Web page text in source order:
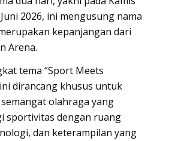
2026, ini mengusung nama
merupakan kepanjangan dari
Arena.
tema “Sport Meets
dirancang khusus untuk
olahraga yang
sportivitas dengan ruang
dan keterampilan yang